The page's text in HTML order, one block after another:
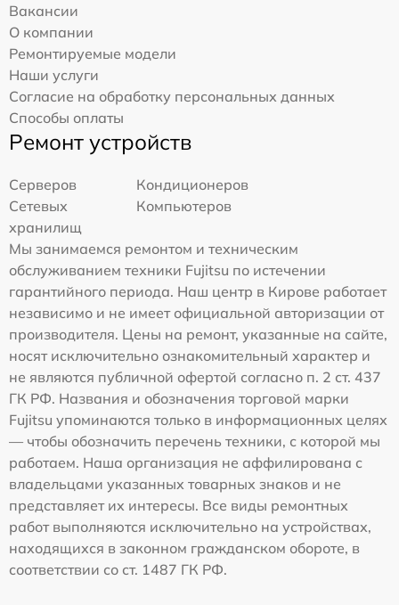
Вакансии
О компании
Ремонтируемые модели
Наши услуги
Согласие на обработку персональных данных
Способы оплаты
Ремонт устройств
Серверов
Кондиционеров
Сетевых
хранилищ
Компьютеров
Мы занимаемся ремонтом и техническим
обслуживанием техники Fujitsu по истечении
гарантийного периода. Наш центр в Кирове работает
независимо и не имеет официальной авторизации от
производителя. Цены на ремонт, указанные на сайте,
носят исключительно ознакомительный характер и
не являются публичной офертой согласно п. 2 ст. 437
ГК РФ. Названия и обозначения торговой марки
Fujitsu упоминаются только в информационных целях
— чтобы обозначить перечень техники, с которой мы
работаем. Наша организация не аффилирована с
владельцами указанных товарных знаков и не
представляет их интересы. Все виды ремонтных
работ выполняются исключительно на устройствах,
находящихся в законном гражданском обороте, в
соответствии со ст. 1487 ГК РФ.